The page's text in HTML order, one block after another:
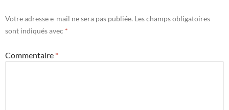
Votre adresse e-mail ne sera pas publiée. Les champs obligatoires
sont indiqués avec *
Commentaire *